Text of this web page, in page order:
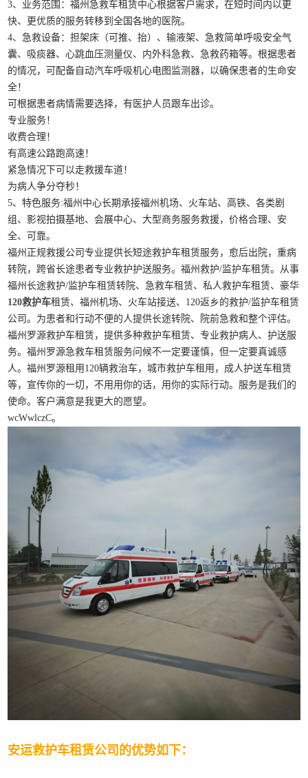
3、业务范围：福州急救车租赁中心根据客户需求，在短时间内以更
快、更优质的服务转移到全国各地的医院。
4、急救设备：担架床（可推、抬）、输液架、急救简单呼吸安全气
囊、吸痰器、心跳血压测量仪、内外科急救、急救药箱等。根据患者
的情况，可配备自动汽车呼吸机心电图监测器，以确保患者的生命安
全！
可根据患者病情需要选择，有医护人员跟车出诊。
专业服务！
收费合理！
有高速公路跑高速！
紧急情况下可以走救援车道！
为病人争分夺秒！
5、特色服务:福州中心长期承接福州机场、火车站、高铁、各类剧
组、影视拍摄基地、会展中心、大型商务服务救援，价格合理、安
全、可靠。
福州正规救援公司专业提供长短途救护车租赁服务，愈后出院，重病
转院，跨省长途患者专业救护护送服务。福州救护/监护车租赁。从事
福州长途救护/监护车租赁转院、急救车租赁、私人救护车租赁、豪华
120救护车租赁、福州机场、火车站接送、120返乡的救护/监护车租赁
公司。为患者和行动不便的人提供长途转院、院前急救和整个评估。
福州罗源救护车租赁，提供多种救护车租赁、专业救护病人、护送服
务。福州罗源急救车租赁服务问候不一定要谨慎，但一定要真诚感
人。福州罗源租用120辆救治车，城市救护车租用，成人护送车租赁
等，宣传你的一切，不用用你的话，用你的实际行动。服务是我们的
使命。客户满意是我更大的愿望。
wcWwlczC。
安运救护车租赁公司的优势如下：